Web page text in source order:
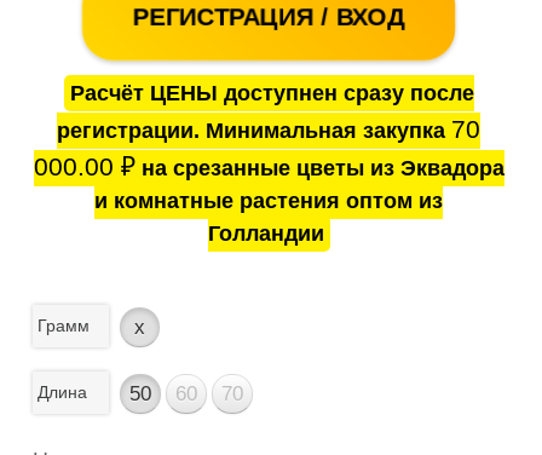
РЕГИСТРАЦИЯ / ВХОД
Расчёт ЦЕНЫ доступнен сразу после
регистрации. Минимальная закупка 70
000.00 ₽на срезанные цветы из Эквадора
и комнатные растения оптом из
Голландии
Грамм x
Длина 50 60 70